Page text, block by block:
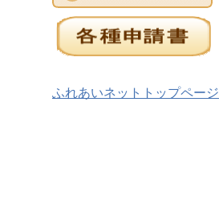
ふれあいネットトップページ